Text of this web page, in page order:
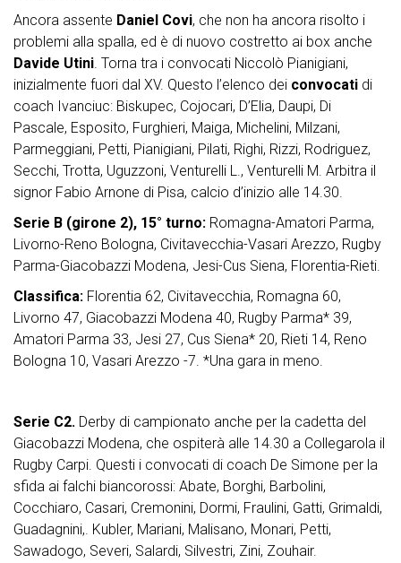
Ancora assente Daniel Covi, che non ha ancora risolto i
problemi alla spalla, ed è di nuovo costretto ai box anche
Davide Utini. Torna tra i convocati Niccolò Pianigiani,
inizialmente fuori dal XV. Questo l’elenco dei convocati di
coach Ivanciuc: Biskupec, Cojocari, D’Elia, Daupi, Di
Pascale, Esposito, Furghieri, Maiga, Michelini, Milzani,
Parmeggiani, Petti, Pianigiani, Pilati, Righi, Rizzi, Rodriguez,
Secchi, Trotta, Uguzzoni, Venturelli L., Venturelli M. Arbitra il
signor Fabio Arnone di Pisa, calcio d’inizio alle 14.30.
Serie B (girone 2), 15° turno: Romagna-Amatori Parma,
Livorno-Reno Bologna, Civitavecchia-Vasari Arezzo, Rugby
Parma-Giacobazzi Modena, Jesi-Cus Siena, Florentia-Rieti.
Classifica: Florentia 62, Civitavecchia, Romagna 60,
Livorno 47, Giacobazzi Modena 40, Rugby Parma* 39,
Amatori Parma 33, Jesi 27, Cus Siena* 20, Rieti 14, Reno
Bologna 10, Vasari Arezzo -7. *Una gara in meno.
Serie C2. Derby di campionato anche per la cadetta del
Giacobazzi Modena, che ospiterà alle 14.30 a Collegarola il
Rugby Carpi. Questi i convocati di coach De Simone per la
sfida ai falchi biancorossi: Abate, Borghi, Barbolini,
Cocchiaro, Casari, Cremonini, Dormi, Fraulini, Gatti, Grimaldi,
Guadagnini,. Kubler, Mariani, Malisano, Monari, Petti,
Sawadogo, Severi, Salardi, Silvestri, Zini, Zouhair.